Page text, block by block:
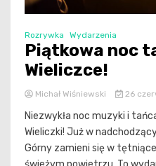
Rozrywka Wydarzenia
Piątkowa noc
Wieliczce!
Michał Wiśniewski 26
Niezwykła noc muzyki i
Wieliczki! Już w
Górny zamieni się w